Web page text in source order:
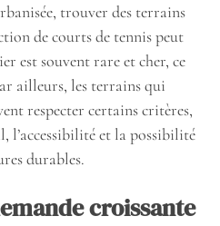
trouver des terrains
de courts de tennis peut
est souvent rare et cher, ce
ailleurs, les terrains qui
respecter certains critères,
l’accessibilité et la possibilité
durables.
croissante